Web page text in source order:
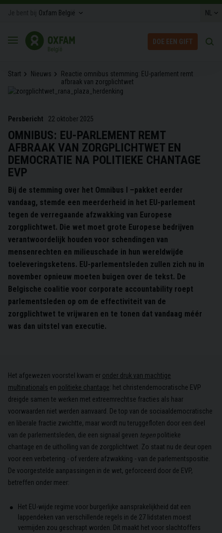
Overslaan
Topmenu
Je bent bij Oxfam België NL
Secundair
hoofdnavigatie
DOE EEN GIFT
KRUIMELPAD
Start Nieuws
Reactie omnibus stemming: EU-parlement remt
afbraak van zorgplichtwet
Persbericht 22 oktober 2025
OMNIBUS: EU-PARLEMENT REMT
AFBRAAK VAN ZORGPLICHTWET EN
DEMOCRATIE NA POLITIEKE CHANTAGE
EVP
Bij de stemming over het Omnibus I –pakket eerder
vandaag, stemde een meerderheid in het EU-parlement
tegen de verregaande afzwakking van Europese
zorgplichtwet. Die wet moet grote Europese bedrijven
verantwoordelijk houden voor schendingen van
mensenrechten en milieuschade in hun wereldwijde
toeleveringsketens. EU-parlementsleden zullen zich nu in
november opnieuw moeten buigen over de tekst. De
Belgische coalitie voor corporate accountability roept
parlementsleden op om de effectiviteit van de
zorgplichtwet te vrijwaren en te tonen dat vandaag méér
was dan uitstel van executie.
Het afgewezen voorstel kwam er onder druk van machtige
multinationals en politieke chantage: het christendemocratische EVP
dreigde samen te werken met extreemrechtse fracties als haar
voorwaarden niet werden aanvaard. De top van de sociaaldemocratische
en liberale fractie zwichtte, maar wordt nu teruggefloten door een deel
van de parlementsleden, die een signaal geven tegen politieke
chantage en de uitholling van de zorgplichtwet. Zo staat nu de deur open
voor een verbetering - of verdere afzwakking - van de parlementspositie.
De voorgestelde aanpassingen in de wet, geforceerd door de EVP,
betreffen onder meer:
Het EU-wijde regime voor burgerlijke aansprakelijkheid dat een
lappendeken van verschillende regels in de 27 lidstaten moest
vermijden zou geschrapt worden. Dit maakt het voor slachtoffers